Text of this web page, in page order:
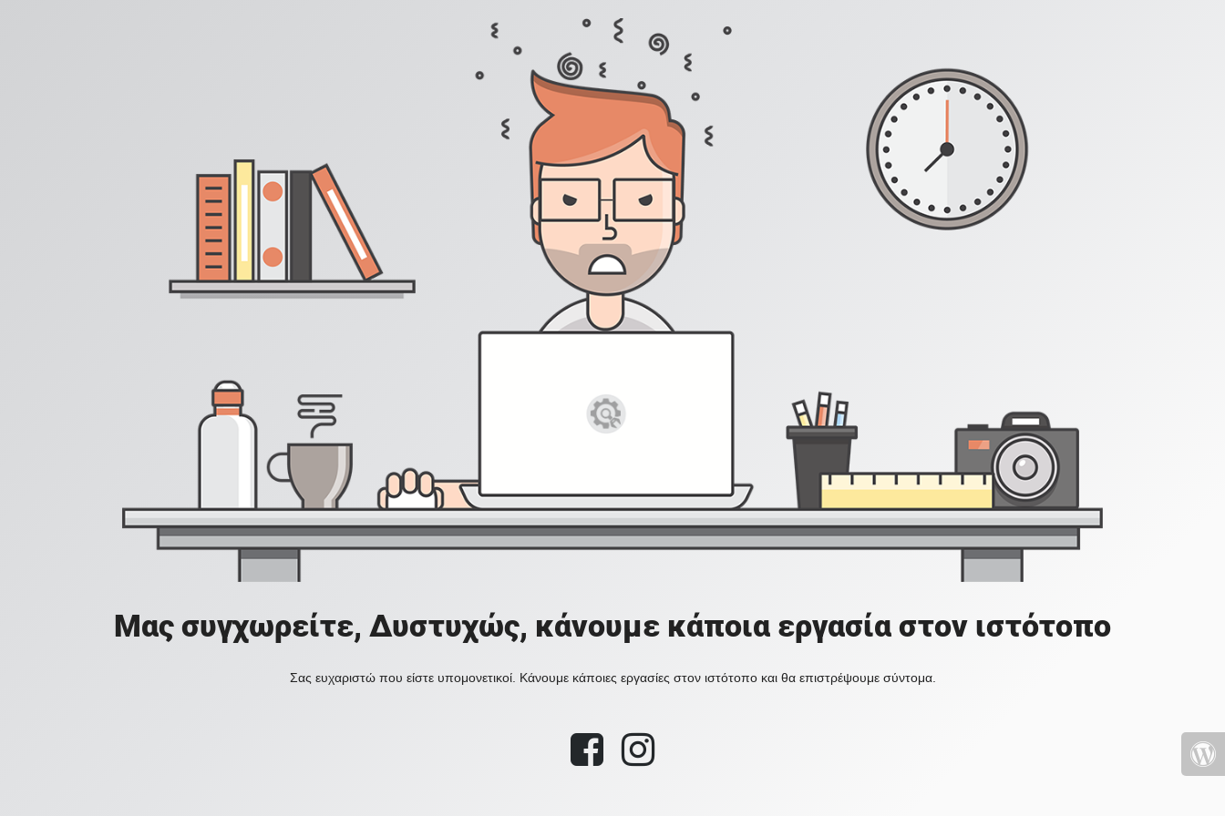
Μας συγχωρείτε, Δυστυχώς, κάνουμε κάποια εργασία στον ιστότοπο
Σας ευχαριστώ που είστε υπομονετικοί. Κάνουμε κάποιες εργασίες στον ιστότοπο και θα επιστρέψουμε σύντομα.